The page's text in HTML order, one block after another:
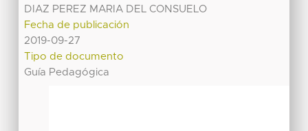
DIAZ PEREZ MARIA DEL CONSUELO
Fecha de publicación
2019-09-27
Tipo de documento
Guía Pedagógica